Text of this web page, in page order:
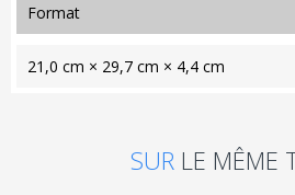
format
21,0 cm × 29,7 cm × 4,4 cm
SUR LE MÊME